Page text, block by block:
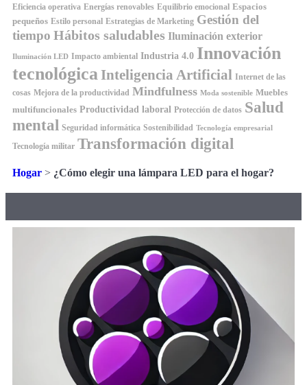
Eficiencia operativa Energías renovables Equilibrio emocional Espacios
pequeños Estilo personal Estrategias de Marketing Gestión del
tiempo Hábitos saludables Iluminación exterior
Iluminación LED Impacto ambiental Industria 4.0 Innovación
tecnológica Inteligencia Artificial Internet de las
cosas Mejora de la productividad Mindfulness Moda sostenible Muebles
multifuncionales Productividad laboral Protección de datos Salud
mental Seguridad informática Sostenibilidad Tecnología empresarial
Tecnología militar Transformación digital
Hogar > ¿Cómo elegir una lámpara LED para el hogar?